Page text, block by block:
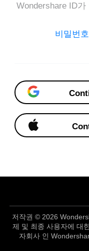
Wondershare ID가
비밀번
저작권 © 2026
제 및 최종 사용자에 대
자회사 인